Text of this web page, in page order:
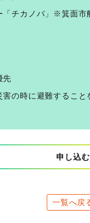
「チカノバ」※箕面
先
害の時に避難するこ
申し込む
一覧へ戻